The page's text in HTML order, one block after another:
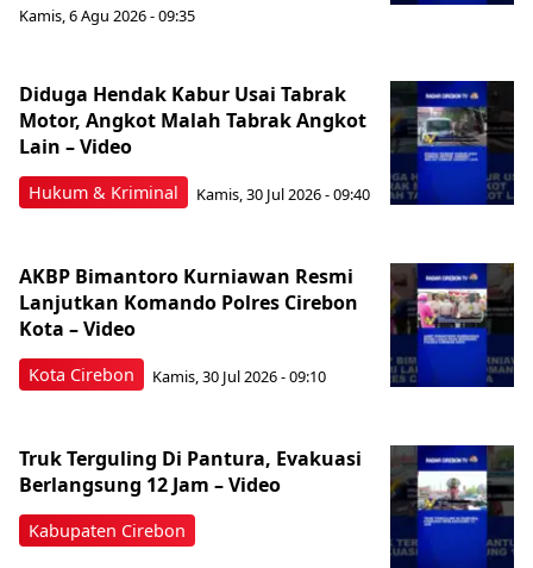
Kamis, 6 Agu 2026 - 09:35
Hukum & Kriminal
Diduga Hendak Kabur Usai Tabrak
Motor, Angkot Malah Tabrak Angkot
Lain – Video
Kamis, 30 Jul 2026 - 09:40
Kota Cirebon
AKBP Bimantoro Kurniawan Resmi
Lanjutkan Komando Polres Cirebon
Kota – Video
Kamis, 30 Jul 2026 - 09:10
Kabupaten Cirebon
Truk Terguling Di Pantura, Evakuasi
Berlangsung 12 Jam – Video